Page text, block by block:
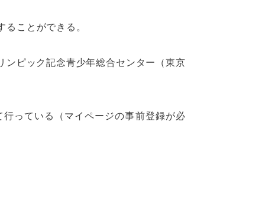
ことができる。
ピック記念青少年総合センター（東京
っている（マイページの事前登録が必